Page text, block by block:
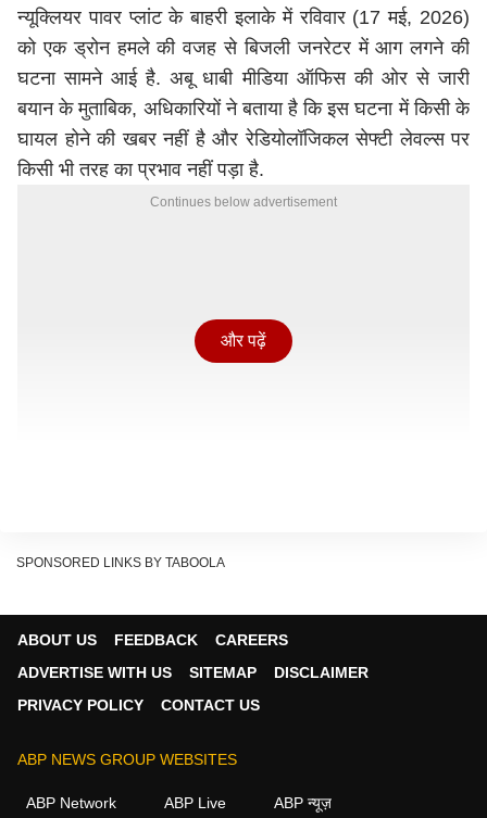
न्यूक्लियर पावर प्लांट के बाहरी इलाके में रविवार (17 मई, 2026)
को एक ड्रोन हमले की वजह से बिजली जनरेटर में आग लगने की
घटना सामने आई है. अबू धाबी मीडिया ऑफिस की ओर से जारी
बयान के मुताबिक, अधिकारियों ने बताया है कि इस घटना में किसी के
घायल होने की खबर नहीं है और रेडियोलॉजिकल सेफ्टी लेवल्स पर
किसी भी तरह का प्रभाव नहीं पड़ा है.
Continues below advertisement
Key points generated by AI, verified by newsroom
इस घटना की जानकारी अबू धाबी मीडिया ऑफिस ने रविवार (17
और पढ़ें
SPONSORED LINKS BY TABOOLA
ABOUT US FEEDBACK
CAREERS
ADVERTISE WITH US
SITEMAP
DISCLAIMER
PRIVACY POLICY
CONTACT US
ABP NEWS GROUP WEBSITES
ABP Network ABP Live ABP न्यूज़